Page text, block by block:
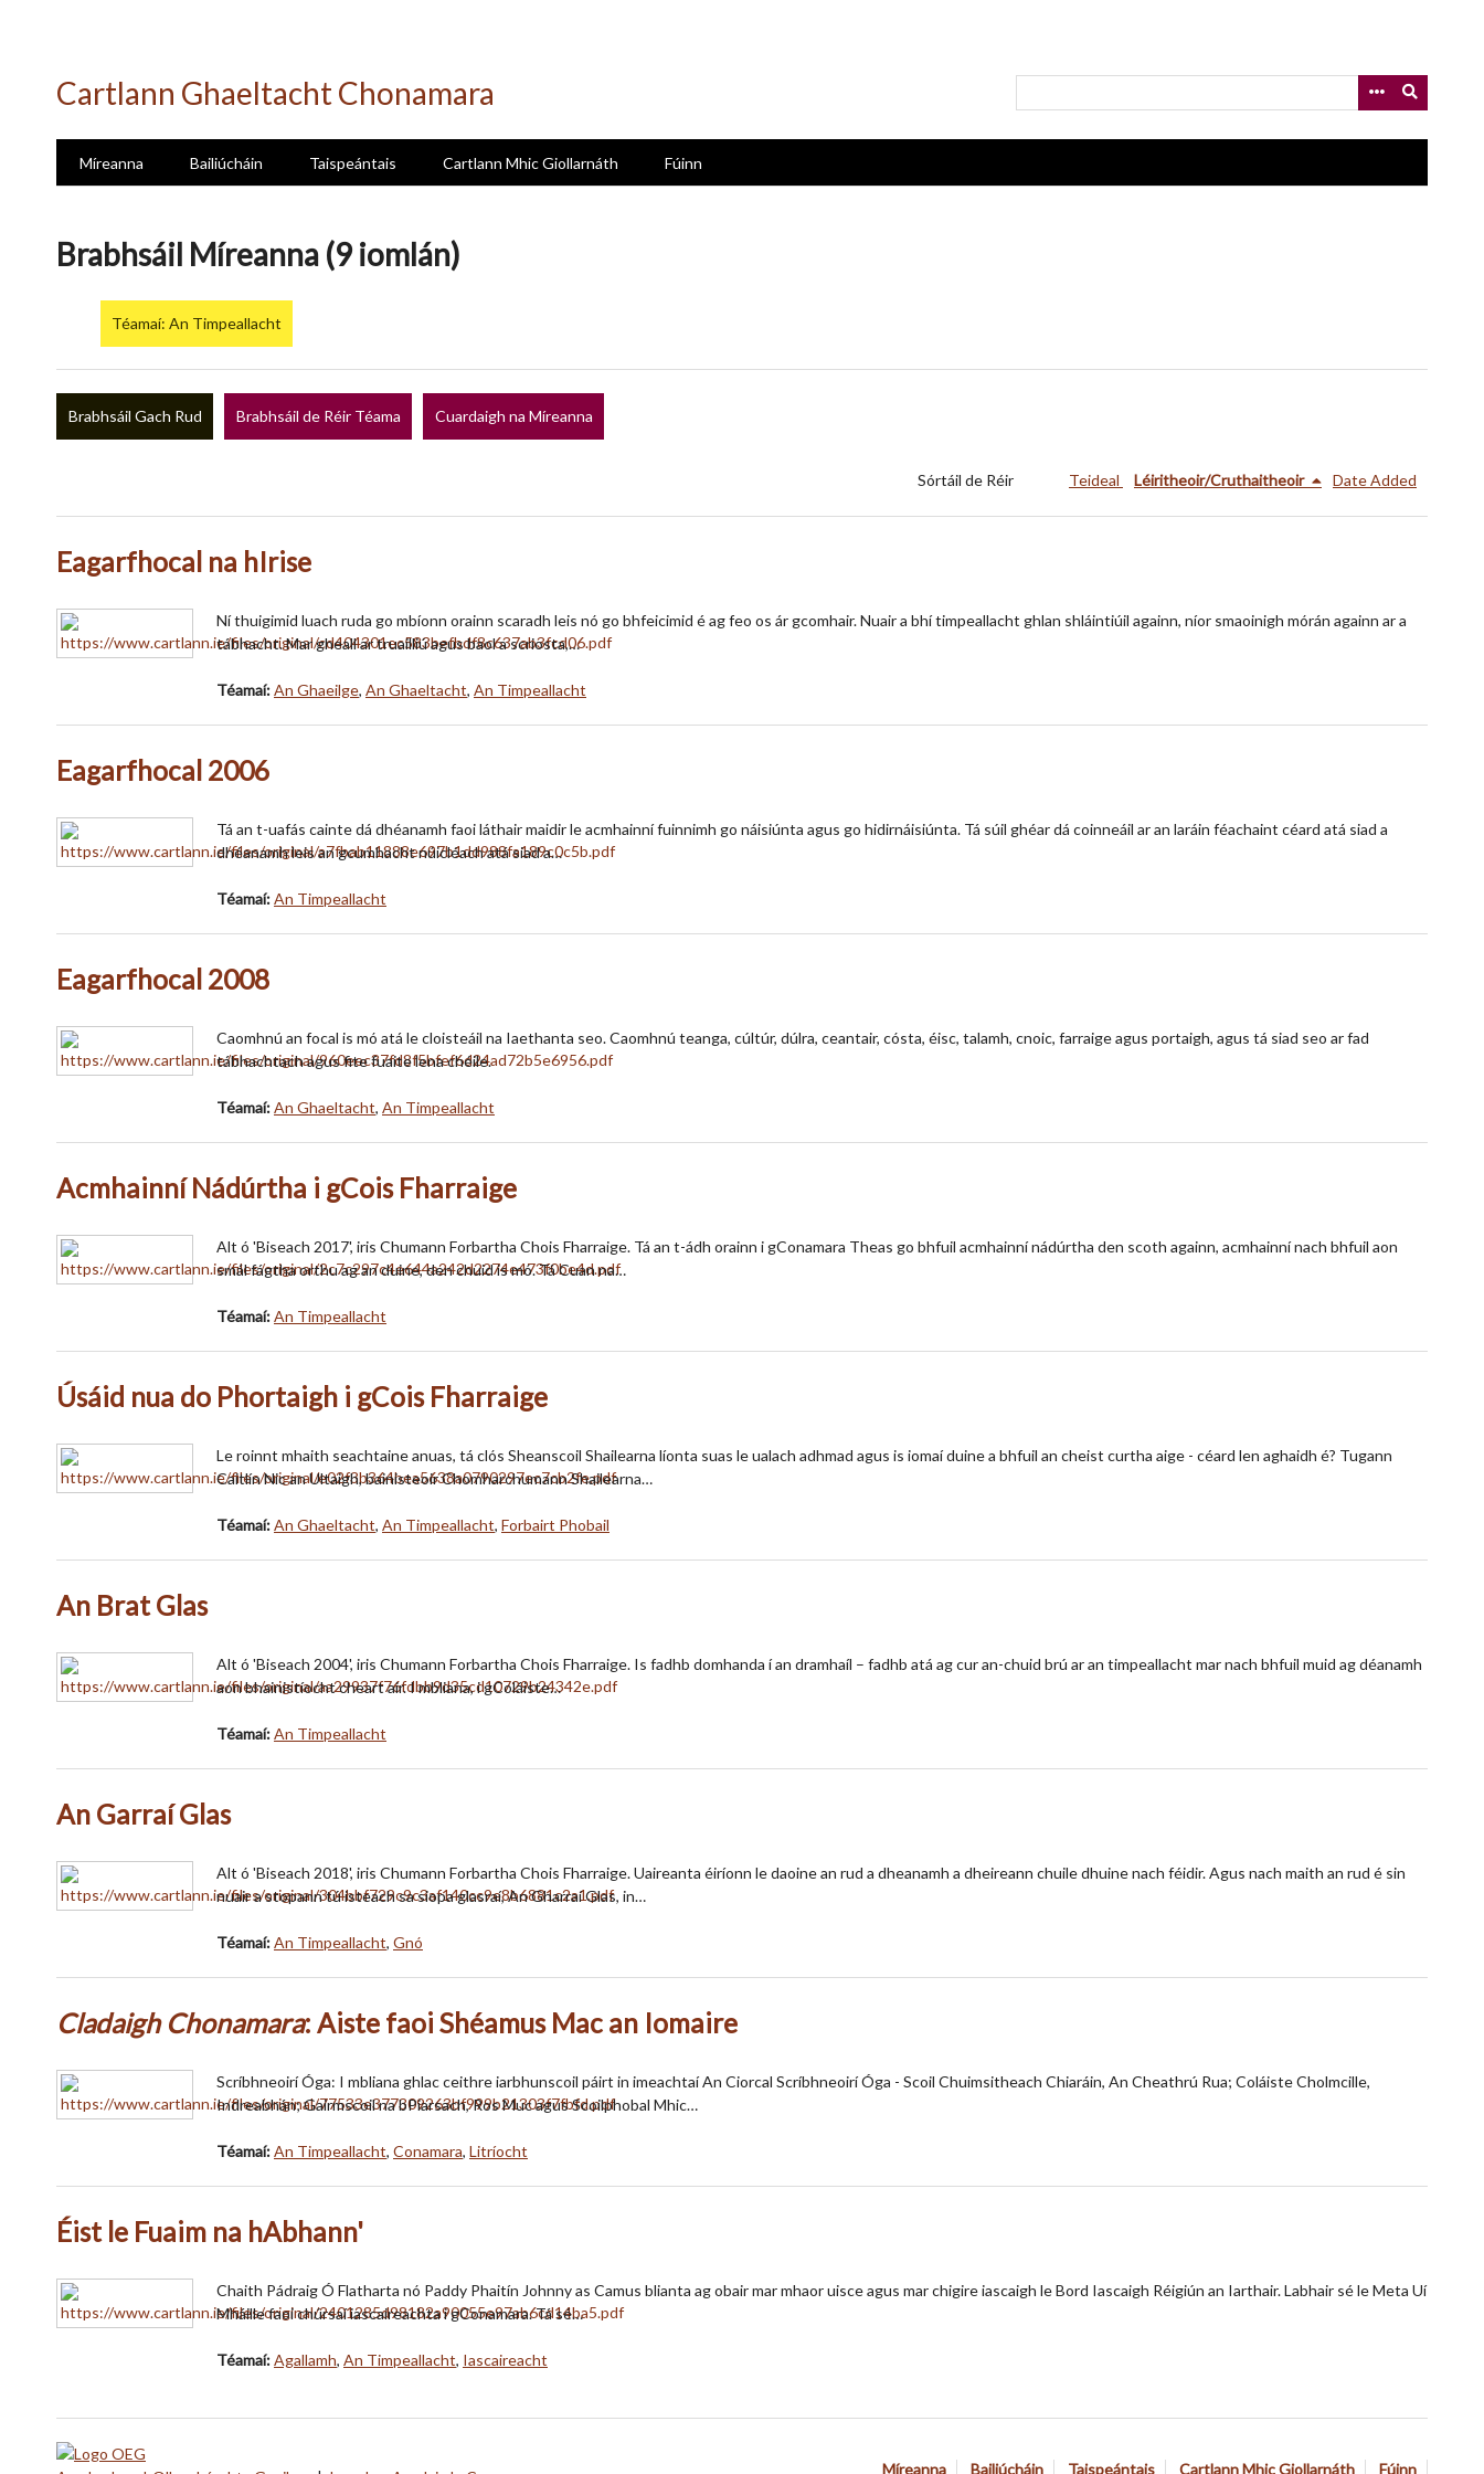
Cartlann Ghaeltacht Chonamara
Míreanna Bailiúcháin Taispeántais Cartlann Mhic Giollarnáth Fúinn
Brabhsáil Míreanna (9 iomlán)
Téamaí: An Timpeallacht
Brabhsáil Gach Rud Brabhsáil de Réir Téama Cuardaigh na Míreanna
Sórtáil de Réir Teideal Léiritheoir/Cruthaitheoir Date Added
Eagarfhocal na hIrise
Ní thuigimid luach ruda go mbíonn orainn scaradh leis nó go bhfeicimid é ag feo os ár gcomhair. Nuair a bhí timpeallacht ghlan shláintiúil againn, níor smaoinigh mórán againn ar a
tábhacht. Mar gheall ar truailliú agus baol a scriosta,…
Téamaí:An Ghaeilge, An Ghaeltacht, An Timpeallacht
Eagarfhocal 2006
Tá an t-uafás cainte dá dhéanamh faoi láthair maidir le acmhainní fuinnimh go náisiúnta agus go hidirnáisiúnta. Tá súil ghéar dá coinneáil ar an laráin féachaint céard atá siad a
dhéanamh leis an gcumhacht núicléach atá siad a…
Téamaí:An Timpeallacht
Eagarfhocal 2008
Caomhnú an focal is mó atá le cloisteáil na Iaethanta seo. Caomhnú teanga, cúltúr, dúlra, ceantair, cósta, éisc, talamh, cnoic, farraige agus portaigh, agus tá siad seo ar fad
tábhachtach agus fite fuaite lena chéile.
Téamaí:An Ghaeltacht, An Timpeallacht
Acmhainní Nádúrtha i gCois Fharraige
Alt ó 'Biseach 2017', iris Chumann Forbartha Chois Fharraige. Tá an t-ádh orainn i gConamara Theas go bhfuil acmhainní nádúrtha den scoth againn, acmhainní nach bhfuil aon
smál fágtha orthu ag an duine, den chuid is mó. Tá Cuan na…
Téamaí:An Timpeallacht
Úsáid nua do Phortaigh i gCois Fharraige
Le roinnt mhaith seachtaine anuas, tá clós Sheanscoil Shailearna líonta suas le ualach adhmad agus is iomaí duine a bhfuil an cheist curtha aige - céard len aghaidh é? Tugann
Caitlín Nic an Ultaigh, bainisteoir Chomharchumann Shailearna…
Téamaí:An Ghaeltacht, An Timpeallacht, Forbairt Phobail
An Brat Glas
Alt ó 'Biseach 2004', iris Chumann Forbartha Chois Fharraige. Is fadhb domhanda í an dramhaíl – fadhb atá ag cur an-chuid brú ar an timpeallacht mar nach bhfuil muid ag déanamh
aon bhainistíocht cheart air. I mbliana, i gColáiste…
Téamaí:An Timpeallacht
An Garraí Glas
Alt ó 'Biseach 2018', iris Chumann Forbartha Chois Fharraige. Uaireanta éiríonn le daoine an rud a dheanamh a dheireann chuile dhuine nach féidir. Agus nach maith an rud é sin
nuair a stopann tú isteach sa siopa glasraí, An Gharraí Glas, in…
Téamaí:An Timpeallacht, Gnó
Cladaigh Chonamara: Aiste faoi Shéamus Mac an Iomaire
Scríbhneoirí Óga: I mbliana ghlac ceithre iarbhunscoil páirt in imeachtaí An Ciorcal Scríbhneoirí Óga - Scoil Chuimsitheach Chiaráin, An Cheathrú Rua; Coláiste Cholmcille,
Indreabhán; Gairmscoil na bPiarsach, Ros Muc agus Scoilphobal Mhic…
Téamaí:An Timpeallacht, Conamara, Litríocht
Éist le Fuaim na hAbhann'
Chaith Pádraig Ó Flatharta nó Paddy Phaitín Johnny as Camus blianta ag obair mar mhaor uisce agus mar chigire iascaigh le Bord Iascaigh Réigiún an Iarthair. Labhair sé le Meta Uí
Mháille faoi chúrsaí iascaireachta i gConamara. Tá sé…
Téamaí:Agallamh, An Timpeallacht, Iascaireacht
Míreanna Bailiúcháin Taispeántais Cartlann Mhic Giollarnáth Fúinn